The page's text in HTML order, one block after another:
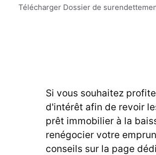
AllerTélécharger Dossier de
Si vous souhaitez
d'intérêt afin de revoir
prêt immobilier à la
renégocier votre
conseils sur la page